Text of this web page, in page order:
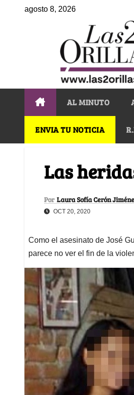
agosto 8, 2026
AL MINUTO
ENVIA TU NOTICIA
Las
Por Laura Sofía Cerón
OCT 20, 2020
Como el asesinato de José
parece no ver el fin de la